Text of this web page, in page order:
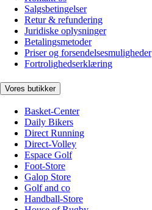
Salgsbetingelser
Retur & refundering
Juridiske oplysninger
Betalingsmetoder
Priser og forsendelsesmuligheder
Fortrolighedserklæring
Vores butikker
Basket-Center
Daily Bikers
Direct Running
Direct-Volley
Espace Golf
Foot-Store
Galop Store
Golf and co
Handball-Store